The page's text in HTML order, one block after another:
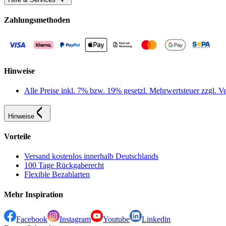
Zahlungsmethoden
Hinweise
Alle Preise inkl. 7% bzw. 19% gesetzl. Mehrwertsteuer zzgl.
Hinweise
Vorteile
Versand kostenlos innerhalb Deutschlands
100 Tage Rückgaberecht
Flexible Bezahlarten
Mehr Inspiration
Facebook Instagram Youtube
Linkedin